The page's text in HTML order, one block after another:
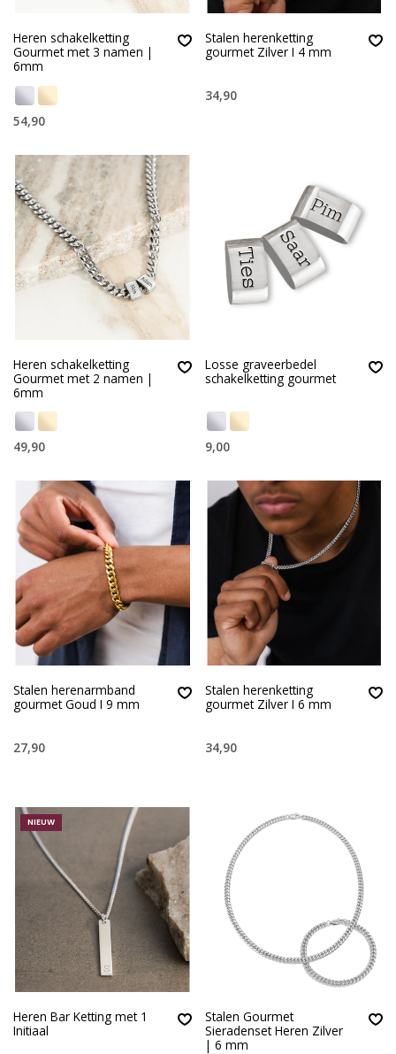
Heren schakelketting
Gourmet met 3 namen |
6mm
54,90
Stalen herenketting
gourmet Zilver I 4 mm
34,90
Heren schakelketting
Gourmet met 2 namen |
6mm
49,90
Losse graveerbedel
schakelketting gourmet
9,00
Stalen herenarmband
gourmet Goud I 9 mm
27,90
Stalen herenketting
gourmet Zilver I 6 mm
34,90
NIEUW
Heren Bar Ketting met 1
Initiaal
Stalen Gourmet
Sieradenset Heren Zilver
| 6 mm